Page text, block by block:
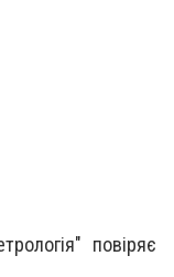
повіряє